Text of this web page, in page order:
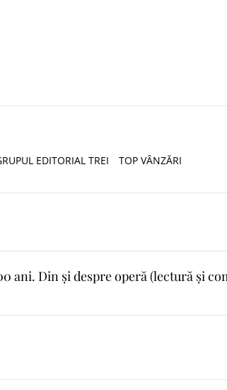
EDITORIAL TREI TOP VÂNZĂRI
ani. Din și despre operă (lectură și